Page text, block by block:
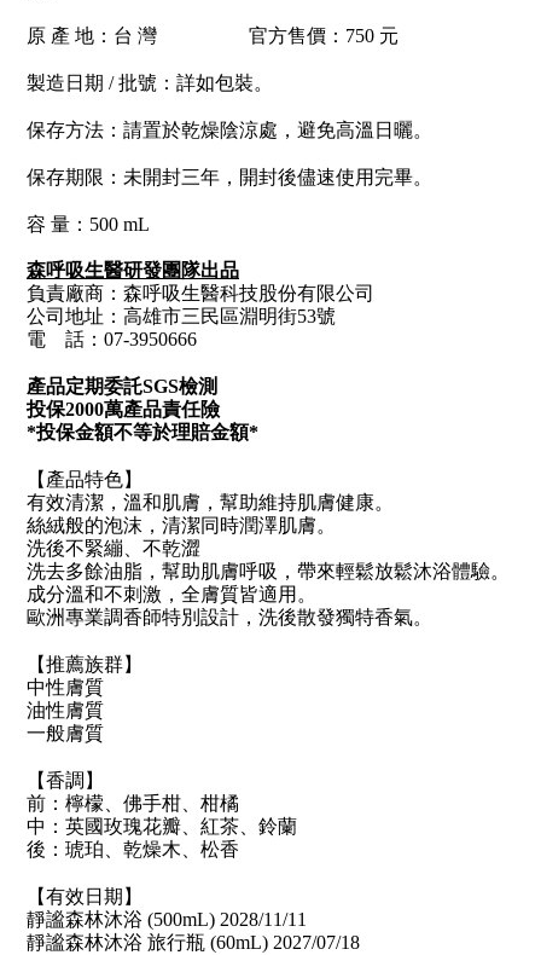
原 產 地：台 灣 官方售價：750 元
製造日期 / 批號：詳如包裝。
保存方法：請置於乾燥陰涼處，避免高溫日曬。
保存期限：未開封三年，開封後儘速使用完畢。
容 量：500 mL
森呼吸生醫研發團隊出品
負責廠商：森呼吸生醫科技股份有限公司
公司地址：高雄市三民區淵明街53號
電 話：07-3950666
產品定期委託SGS檢測
投保2000萬產品責任險
*投保金額不等於理賠金額*
【產品特色】
有效清潔，溫和肌膚，幫助維持肌膚健康。
絲絨般的泡沫，清潔同時潤澤肌膚。
洗後不緊繃、不乾澀
洗去多餘油脂，幫助肌膚呼吸，帶來輕鬆放鬆沐浴體驗。
成分溫和不刺激，全膚質皆適用。
歐洲專業調香師特別設計，洗後散發獨特香氣。
【推薦族群】
中性膚質
油性膚質
一般膚質
【香調】
前：檸檬、佛手柑、柑橘
中：英國玫瑰花瓣、紅茶、鈴蘭
後：琥珀、乾燥木、松香
【有效日期】
靜謐森林沐浴 (500mL) 2028/11/11
靜謐森林沐浴 旅行瓶 (60mL) 2027/07/18